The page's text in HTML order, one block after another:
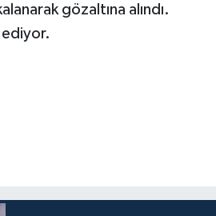
gözaltına alındı.